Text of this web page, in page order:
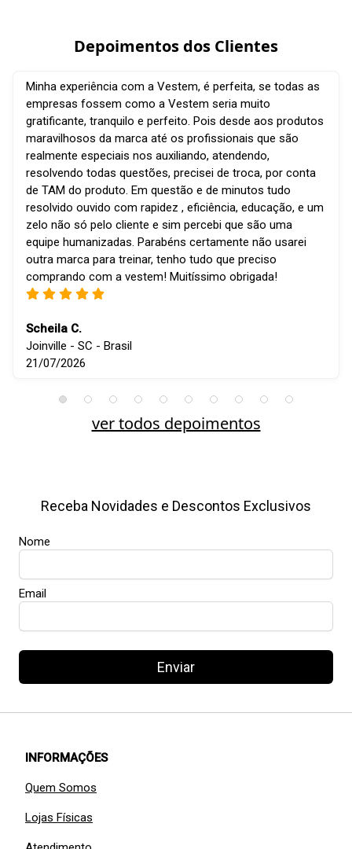
Depoimentos dos Clientes
Minha experiência com a Vestem, é perfeita, se todas as
empresas fossem como a Vestem seria muito
gratificante, tranquilo e perfeito. Pois desde aos produtos
maravilhosos da marca até os profissionais que são
realmente especiais nos auxiliando, atendendo,
resolvendo todas questões, precisei de troca, por conta
de TAM do produto. Em questão e de minutos tudo
resolvido ouvido com rapidez , eficiência, educação, e um
zelo não só pelo cliente e sim percebi que são uma
equipe humanizadas. Parabéns certamente não usarei
outra marca para treinar, tenho tudo que preciso
comprando com a vestem! Muitíssimo obrigada!
Scheila C.
Joinville - SC - Brasil
21/07/2026
ver todos depoimentos
Receba Novidades e Descontos Exclusivos
Nome
Email
Enviar
INFORMAÇÕES
Quem Somos
Lojas Físicas